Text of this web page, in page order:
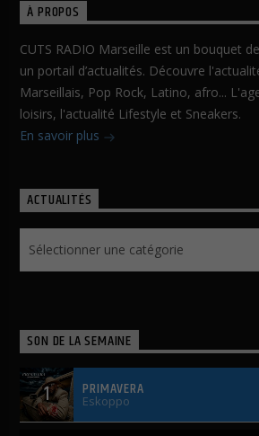
À PROPOS
CUTS RADIO Marseille est un bouquet
un portail d’actualités. Découvre
Marseillais, Pop Rock, Latino, afro...
loisirs, l'actualité Lifestyle et Sneakers.
En savoir plus
ACTUALITÉS
SON DE LA SEMAINE
1 PRIMAVERA
Eskoppo